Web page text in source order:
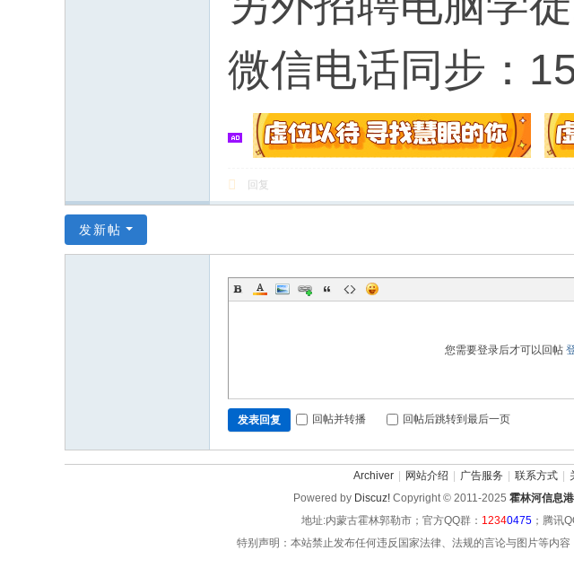
微信电话同步：
回复
发新帖
您需要登录后才可以回帖
发表回复 回帖并转播 回帖后跳转到最后一页
Archiver 网站介绍 广告服务 联系方式
Powered by Discuz! Copyright © 2011-2025 霍林河信息港
地址:内蒙古霍林郭勒市；官方QQ群： 12340475；腾讯
特别声明：本站禁止发布任何违反国家法律、法规的言论与图片等内